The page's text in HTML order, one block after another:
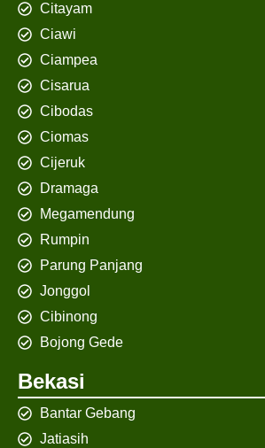
Citayam
Ciawi
Ciampea
Cisarua
Cibodas
Ciomas
Cijeruk
Dramaga
Megamendung
Rumpin
Parung Panjang
Jonggol
Cibinong
Bojong Gede
Bekasi
Bantar Gebang
Jatiasih